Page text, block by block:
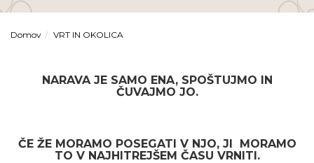
Domov VRT IN OKOLICA
NARAVA JE SAMO ENA, SPOŠTUJMO IN
ČUVAJMO JO.
ČE ŽE MORAMO POSEGATI V NJO, JI MORAMO
TO V NAJHITREJŠEM ČASU VRNITI.